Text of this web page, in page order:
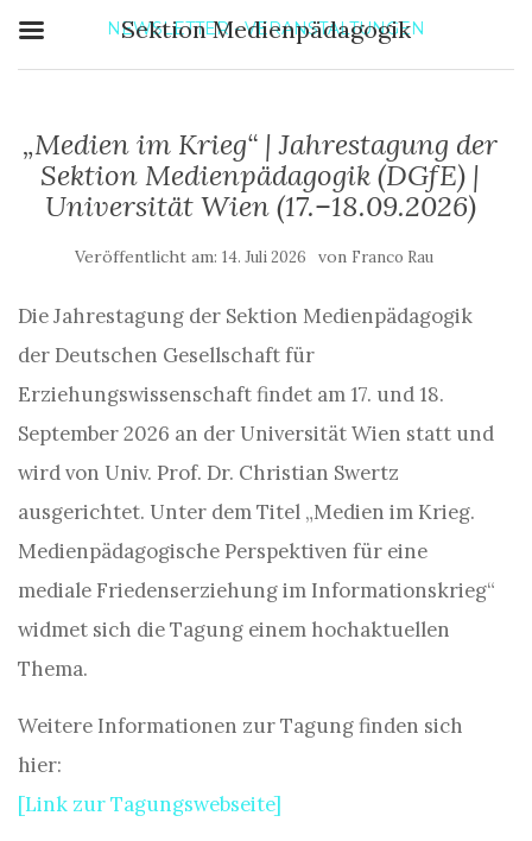
NEWSLETTER - VERANSTALTUNGEN
„Medien im Krieg“ | Jahrestagung der
Sektion Medienpädagogik (DGfE) |
Universität Wien (17.–18.09.2026)
Veröffentlicht am: 14. Juli 2026 von Franco Rau
Die Jahrestagung der Sektion Medienpädagogik
der Deutschen Gesellschaft für
Erziehungswissenschaft findet am 17. und 18.
September 2026 an der Universität Wien statt und
wird von Univ. Prof. Dr. Christian Swertz
ausgerichtet. Unter dem Titel „Medien im Krieg.
Medienpädagogische Perspektiven für eine
mediale Friedenserziehung im Informationskrieg“
widmet sich die Tagung einem hochaktuellen
Thema.
Weitere Informationen zur Tagung finden sich
hier:
[Link zur Tagungswebseite]
Sektion Medienpädagogik